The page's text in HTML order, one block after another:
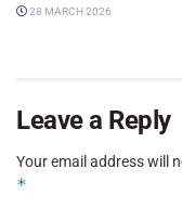
28 MARCH 2026
Leave a Reply
Your email address will
*